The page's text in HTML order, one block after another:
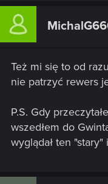
Też mi się to od
nie patrzyć rewers
P.S. Gdy
wszedłem do
wyglądał ten